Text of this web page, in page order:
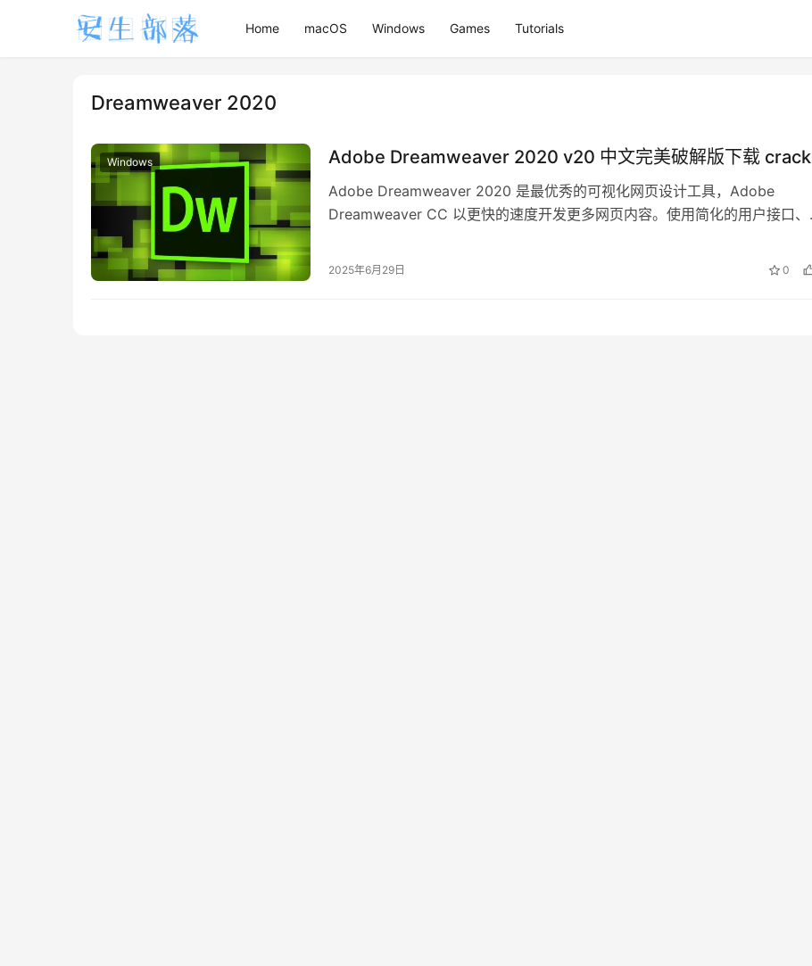
Home macOS Windows Games Tutorials
Dreamweaver 2020
Windows Adobe Dreamweaver 2020 v20 中文完美破解版下载 crack
Adobe Dreamweaver 2020 是最优秀的可视化网页设计工具，Adobe
Dreamweaver CC 以更快的速度开发更多网页内容。使用简化的用户接口、
2025年6月29日 0